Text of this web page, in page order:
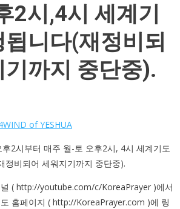
2시,4시 세계기
니다(재정비되
기까지 중단중).
WIND of YESHUA
2시부터 매주 월-토 오후2시, 4시 세계기도
정비되어 세워지기까지 중단중).
( http://youtube.com/c/KoreaPrayer )에서
홈페이지 ( http://KoreaPrayer.com )에 링